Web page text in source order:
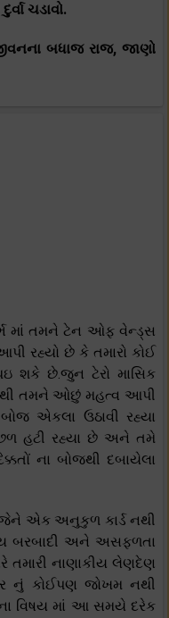
ચડાવો.
બધાજ રાજ, જાણો
માં તમને ટેન ઓફ વેન્ડ્સ
રહ્યો છે કે તમારો કોઈ
શકે છે.જુન ટેરો માસિક
તમને ઓછું મહત્વ આપી
એકલા ઉઠાવી રહ્યા
હટી રહ્યા છે અને તમે
ના બોજથી દબાયેલા
એક અનુકુળ કાર્ડ નથી
બરબાદી અને અસફળતા
નાણાકીય લેણદેણ
નું કોઈપણ જોખમ નથી
વિષય માં આ સમયે દરેક